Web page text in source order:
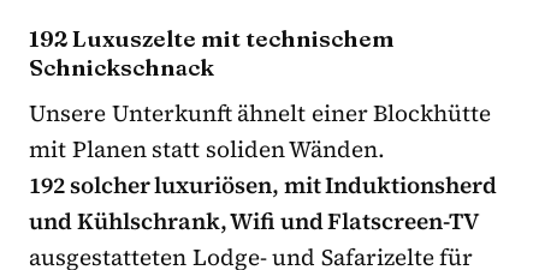
192 Luxuszelte mit technischem
Schnickschnack
Unsere Unterkunft ähnelt einer Blockhütte
mit Planen statt soliden Wänden.
192 solcher luxuriösen, mit Induktionsherd
und Kühlschrank, Wifi und Flatscreen-TV
ausgestatteten Lodge- und Safarizelte für